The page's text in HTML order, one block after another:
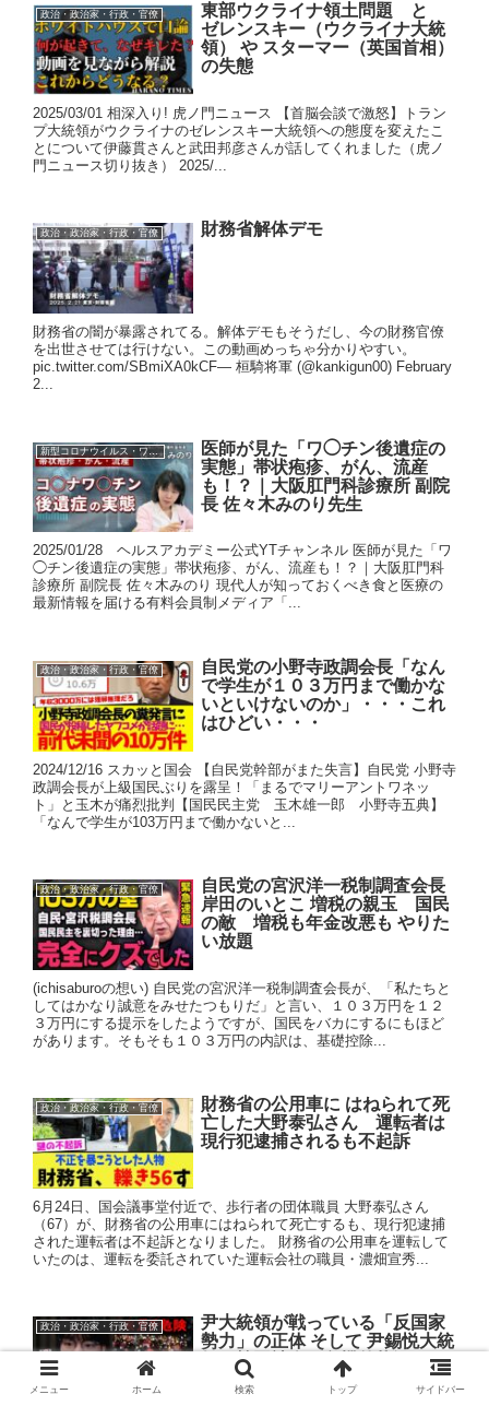
政治・政治家・行政・官僚
東部ウクライナ領土問題 と
ゼレンスキー（ウクライナ大統
領） や スターマー（英国首相）
の失態
2025/03/01 相深入り! 虎ノ門ニュース 【首脳会談で激怒】トラン
プ大統領がウクライナのゼレンスキー大統領への態度を変えたこ
とについて伊藤貫さんと武田邦彦さんが話してくれました（虎ノ
門ニュース切り抜き） 2025/...
政治・政治家・行政・官僚 財務省解体デモ
財務省の闇が暴露されてる。解体デモもそうだし、今の財務官僚
を出世させては行けない。この動画めっちゃ分かりやすい。
pic.twitter.com/SBmiXA0kCF— 桓騎将軍 (@kankigun00) February
2...
新型コロナウイルス・ワクチン
医師が見た「ワ◯チン後遺症の
実態」帯状疱疹、がん、流産
も！？｜大阪肛門科診療所 副院
長 佐々木みのり先生
2025/01/28 ヘルスアカデミー公式YTチャンネル 医師が見た「ワ
◯チン後遺症の実態」帯状疱疹、がん、流産も！？｜大阪肛門科
診療所 副院長 佐々木みのり 現代人が知っておくべき食と医療の
最新情報を届ける有料会員制メディア「...
政治・政治家・行政・官僚
自民党の小野寺政調会長「なん
で学生が１０３万円まで働かな
いといけないのか」・・・これ
はひどい・・・
2024/12/16 スカッと国会 【自民党幹部がまた失言】自民党 小野寺
政調会長が上級国民ぶりを露呈！「まるでマリーアントワネッ
ト」と玉木が痛烈批判【国民民主党 玉木雄一郎 小野寺五典】
「なんで学生が103万円まで働かないと...
政治・政治家・行政・官僚
自民党の宮沢洋一税制調査会長
岸田のいとこ 増税の親玉 国民
の敵 増税も年金改悪も やりた
い放題
(ichisaburoの想い) 自民党の宮沢洋一税制調査会長が、「私たちと
してはかなり誠意をみせたつもりだ」と言い、１０３万円を１２
３万円にする提示をしたようですが、国民をバカにするにもほど
があります。そもそも１０３万円の内訳は、基礎控除...
政治・政治家・行政・官僚
財務省の公用車に はねられて死
亡した大野泰弘さん 運転者は
現行犯逮捕されるも不起訴
6月24日、国会議事堂付近で、歩行者の団体職員 大野泰弘さん
（67）が、財務省の公用車にはねられて死亡するも、現行犯逮捕
された運転者は不起訴となりました。 財務省の公用車を運転して
いたのは、運転を委託されていた運転会社の職員・濃畑宣秀...
政治・政治家・行政・官僚
尹大統領が戦っている「反国家
勢力」の正体 そして 尹錫悦大統
領と韓国社会の危機的状況
メニュー ホーム 検索 トップ サイドバー